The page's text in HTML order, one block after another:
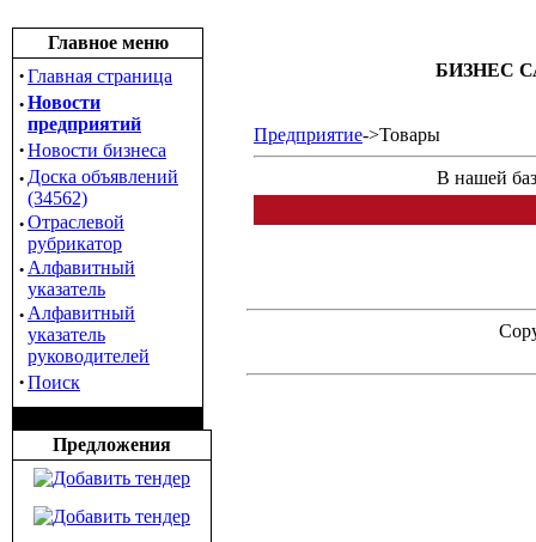
Главное меню
·Главная страница
·Новости
предприятий
·Новости бизнеса
· Доска объявлений
(34562)
·Отраслевой
рубрикатор
· Алфавитный
указатель
· Алфавитный
указатель
руководителей
·Поиск
Предложения
БИЗНЕС
Предприятие->Товары
В нашей